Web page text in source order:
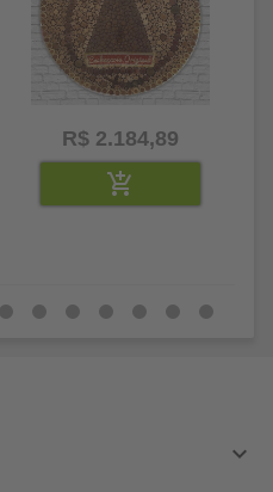
R$ 2.184,89